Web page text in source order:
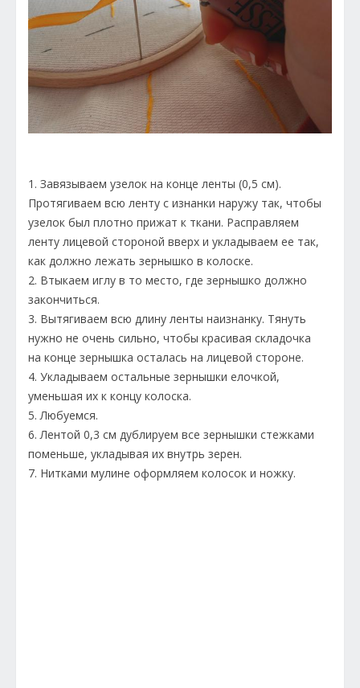
1. Завязываем узелок на конце ленты (0,5 см).
Протягиваем всю ленту с изнанки наружу так, чтобы
узелок был плотно прижат к ткани. Расправляем
ленту лицевой стороной вверх и укладываем ее так,
как должно лежать зернышко в колоске.
2. Втыкаем иглу в то место, где зернышко должно
закончиться.
3. Вытягиваем всю длину ленты наизнанку. Тянуть
нужно не очень сильно, чтобы красивая складочка
на конце зернышка осталась на лицевой стороне.
4. Укладываем остальные зернышки елочкой,
уменьшая их к концу колоска.
5. Любуемся.
6. Лентой 0,3 см дублируем все зернышки стежками
поменьше, укладывая их внутрь зерен.
7. Нитками мулине оформляем колосок и ножку.